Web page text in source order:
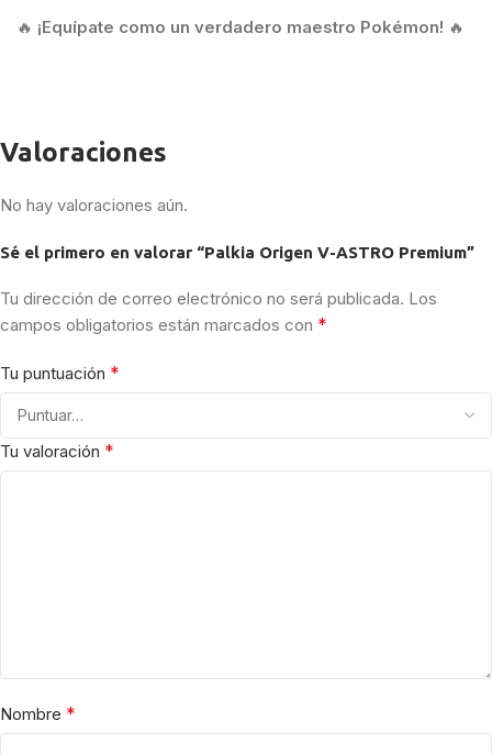
🔥 ¡Equípate como un verdadero maestro Pokémon! 🔥
Valoraciones
No hay valoraciones aún.
Sé el primero en valorar “Palkia Origen V-ASTRO Premium”
Tu dirección de correo electrónico no será publicada. Los
campos obligatorios están marcados con *
Tu puntuación *
Tu valoración *
Nombre *